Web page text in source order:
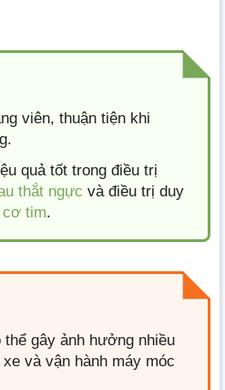
viên, thuận tiện khi
quả tốt trong điều trị
thắt ngực và điều trị duy
cơ tim.
thể gây ảnh hưởng nhiều
và vận hành máy móc